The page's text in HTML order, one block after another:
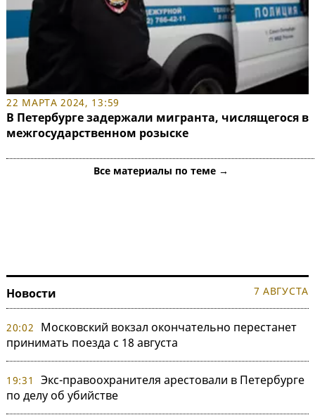
22 МАРТА 2024, 13:59
В Петербурге задержали мигранта, числящегося в
межгосударственном розыске
Все материалы по теме →
Новости 7 АВГУСТА
20:02
Московский вокзал окончательно перестанет
принимать поезда с 18 августа
19:31
Экс-правоохранителя арестовали в Петербурге
по делу об убийстве